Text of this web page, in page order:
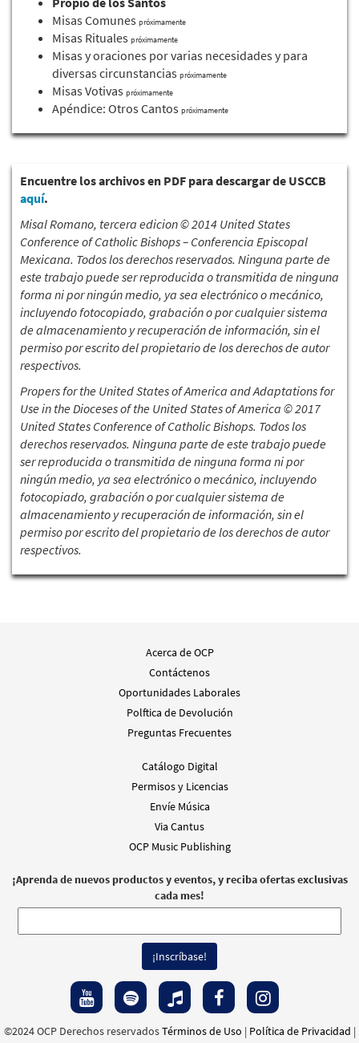
Misas Comunes próximamente
Misas Rituales próximamente
Misas y oraciones por varias necesidades y para
diversas circunstancias próximamente
Misas Votivas próximamente
Apéndice: Otros Cantos próximamente
Encuentre los archivos en PDF para descargar de USCCB
aquí.
Misal Romano, tercera edicion © 2014 United States
Conference of Catholic Bishops – Conferencia Episcopal
Mexicana. Todos los derechos reservados. Ninguna parte de
este trabajo puede ser reproducida o transmitida de ninguna
forma ni por ningún medio, ya sea electrónico o mecánico,
incluyendo fotocopiado, grabación o por cualquier sistema
de almacenamiento y recuperación de información, sin el
permiso por escrito del propietario de los derechos de autor
respectivos.
Propers for the United States of America and Adaptations for
Use in the Dioceses of the United States of America © 2017
United States Conference of Catholic Bishops. Todos los
derechos reservados. Ninguna parte de este trabajo puede
ser reproducida o transmitida de ninguna forma ni por
ningún medio, ya sea electrónico o mecánico, incluyendo
fotocopiado, grabación o por cualquier sistema de
almacenamiento y recuperación de información, sin el
permiso por escrito del propietario de los derechos de autor
respectivos.
Acerca de OCP
Contáctenos
Oportunidades Laborales
Polftica de Devolución
Preguntas Frecuentes
Catálogo Digital
Permisos y Licencias
Envíe Música
Via Cantus
OCP Music Publishing
¡Aprenda de nuevos productos y eventos, y reciba ofertas exclusivas
cada mes!
©2024 OCP Derechos reservadosTérminos de Uso | Política de Privacidad |